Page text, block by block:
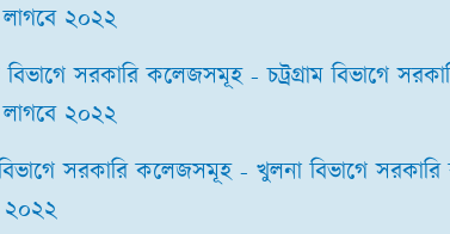
লাগবে ২০২২
বিভাগে সরকারি কলেজসমূহ - চট্রগ্রাম বিভাগে
লাগবে ২০২২
সরকারি কলেজসমূহ - খুলনা বিভাগে
২০২২